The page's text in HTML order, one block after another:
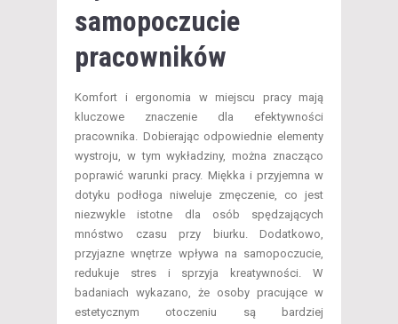
samopoczucie
pracowników
Komfort i ergonomia w miejscu pracy mają
kluczowe znaczenie dla efektywności
pracownika. Dobierając odpowiednie elementy
wystroju, w tym wykładziny, można znacząco
poprawić warunki pracy. Miękka i przyjemna w
dotyku podłoga niweluje zmęczenie, co jest
niezwykle istotne dla osób spędzających
mnóstwo czasu przy biurku. Dodatkowo,
przyjazne wnętrze wpływa na samopoczucie,
redukuje stres i sprzyja kreatywności. W
badaniach wykazano, że osoby pracujące w
estetycznym otoczeniu są bardziej